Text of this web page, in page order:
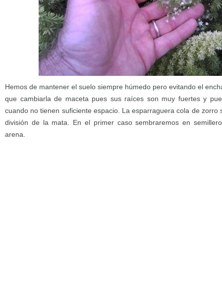
Hemos de mantener el suelo siempre húmedo pero evitando el
que cambiarla de maceta pues sus raíces son muy fuertes y
cuando no tienen suficiente espacio. La esparraguera cola de zorro
división de la mata. En el primer caso sembraremos en
arena.